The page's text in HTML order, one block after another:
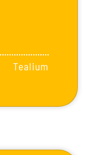
Tealium